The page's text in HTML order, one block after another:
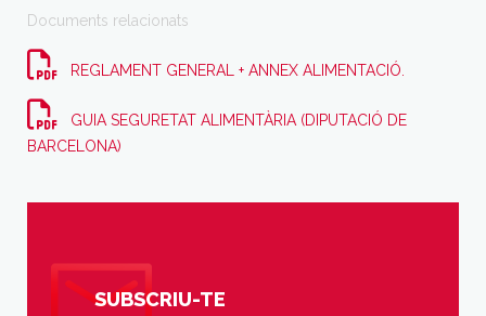
Documents relacionats
REGLAMENT GENERAL + ANNEX ALIMENTACIÓ.
GUIA SEGURETAT ALIMENTÀRIA (DIPUTACIÓ DE
BARCELONA)
SUBSCRIU-TE